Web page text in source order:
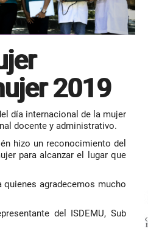
2019
día internacional de la mujer
docente y administrativo.
hizo un reconocimiento del
para alcanzar el lugar que
agradecemos mucho
del ISDEMU, Sub